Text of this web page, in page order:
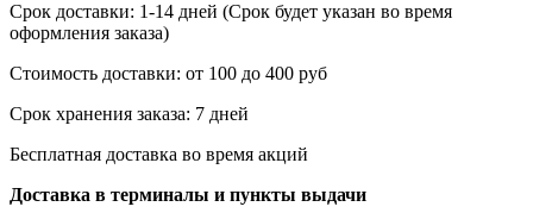
Срок доставки: 1-14 дней (Срок будет указан во время
оформления заказа)
Стоимость доставки: от 100 до 400 руб
Срок хранения заказа: 7 дней
Бесплатная доставка во время акций
Доставка в терминалы и пункты выдачи